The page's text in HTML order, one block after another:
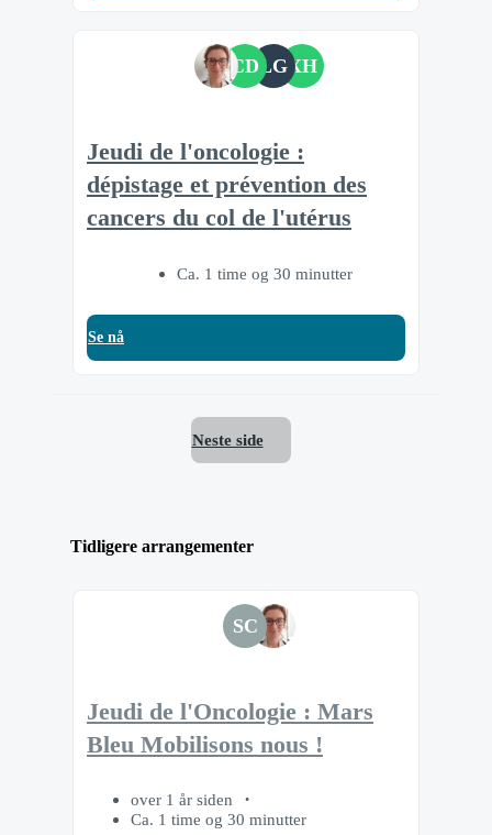
CD LGXH
Jeudi de l'oncologie :
dépistage et prévention des
cancers du col de l'utérus
Ca. 1 time og 30 minutter
Se nå
Neste side
Tidligere arrangementer
SC
Jeudi de l'Oncologie : Mars
Bleu Mobilisons nous !
over 1 år siden
Ca. 1 time og 30 minutter